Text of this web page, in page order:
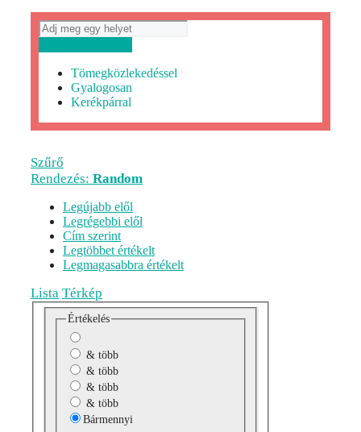
Tömegközlekedéssel
Gyalogosan
Kerékpárral
Szűrő
Rendezés: Random
Legújabb elől
Legrégebbi elől
Cím szerint
Legtöbbet értékelt
Legmagasabbra értékelt
Lista Térkép
Értékelés
& több
& több
& több
& több
Bármennyi